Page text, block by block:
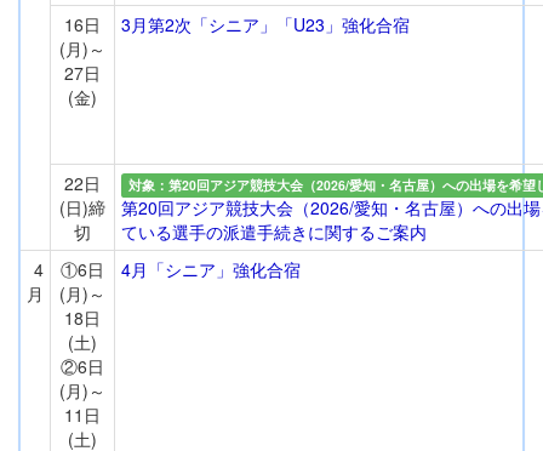
16日
(月)～
27日
(金)
3月第2次「シニア」「U23」強化合宿
22日
(日)締
切
対象：第20回アジア競技大会（2026/愛知・名古屋）への出場を希望
第20回アジア競技大会（2026/愛知・名古屋）への出
ている選手の派遣手続きに関するご案内
4
月
①6日
(月)～
18日
(土)
②6日
(月)～
11日
(土)
4月「シニア」強化合宿